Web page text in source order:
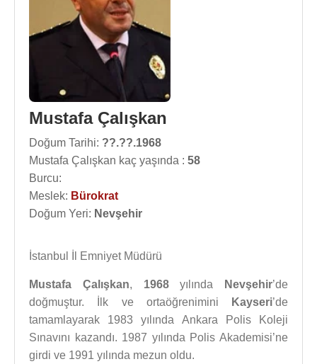
Mustafa Çalışkan
Doğum Tarihi: ??.??.1968
Mustafa Çalışkan kaç yaşında : 58
Burcu:
Meslek: Bürokrat
Doğum Yeri: Nevşehir
İstanbul İl Emniyet Müdürü
Mustafa Çalışkan, 1968yılında Nevşehir’de
doğmuştur. İlk ve ortaöğrenimini
Kayseri’de
tamamlayarak 1983 yılında Ankara Polis Koleji
Sınavını kazandı. 1987 yılında Polis Akademisi’ne
girdi ve 1991 yılında mezun oldu.